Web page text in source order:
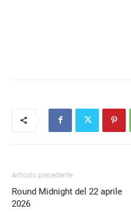
Articolo precedente
Round Midnight del 22 aprile
2026